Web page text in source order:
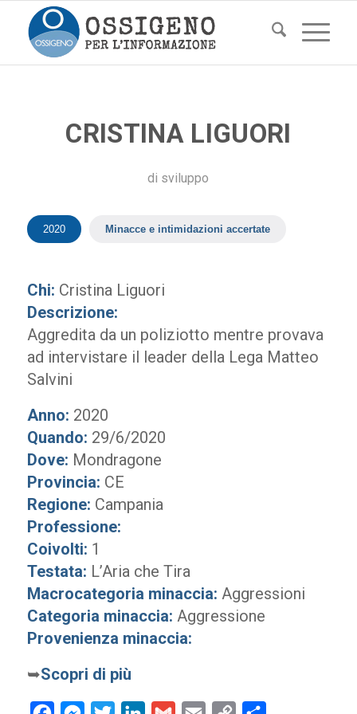
CRISTINA LIGUORI
di sviluppo
2020 Minacce e intimidazioni accertate
Chi: Cristina Liguori
Descrizione:
Aggredita da un poliziotto mentre provava
ad intervistare il leader della Lega Matteo
Salvini
Anno: 2020
Quando: 29/6/2020
Dove: Mondragone
Provincia: CE
Regione: Campania
Professione:
Coivolti: 1
Testata: L’Aria che Tira
Macrocategoria minaccia: Aggressioni
Categoria minaccia: Aggressione
Provenienza minaccia:
➥Scopri di più